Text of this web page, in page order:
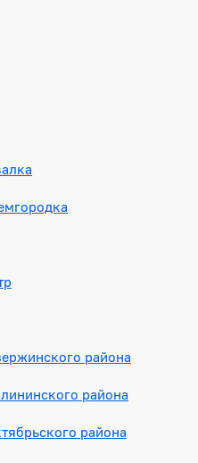
района
района
района